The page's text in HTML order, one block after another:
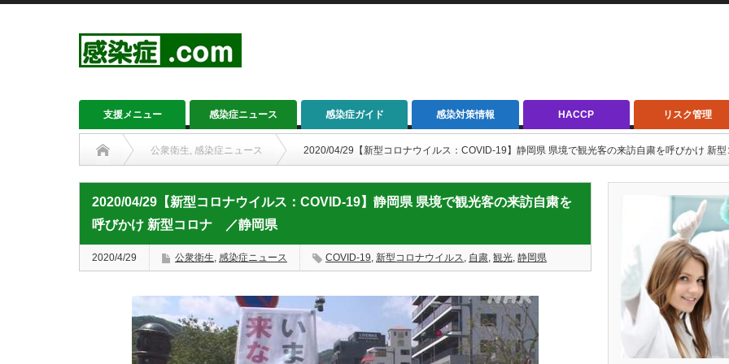
支援メニュー 感染症ニュース 感染症ガイド 感染対策情報 HACCP リスク管理
公衆衛生, 感染症ニュース 2020/04/29【新型コロナウイルス：COVID-19】静岡県 県境で観光客の来訪自粛を呼びかけ 新
2020/04/29【新型コロナウイルス：COVID-19】静岡県 県境で観光客の来訪自粛を
呼びかけ 新型コロナ ／静岡県
2020/4/29 公衆衛生, 感染症ニュース COVID-19, 新型コロナウイルス, 自粛, 観光, 静岡県